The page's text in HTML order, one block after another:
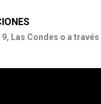
Las Condes o a través